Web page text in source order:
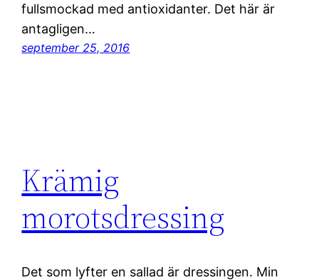
fullsmockad med antioxidanter. Det här är
antagligen…
september 25, 2016
Krämig
morotsdressing
Det som lyfter en sallad är dressingen. Min